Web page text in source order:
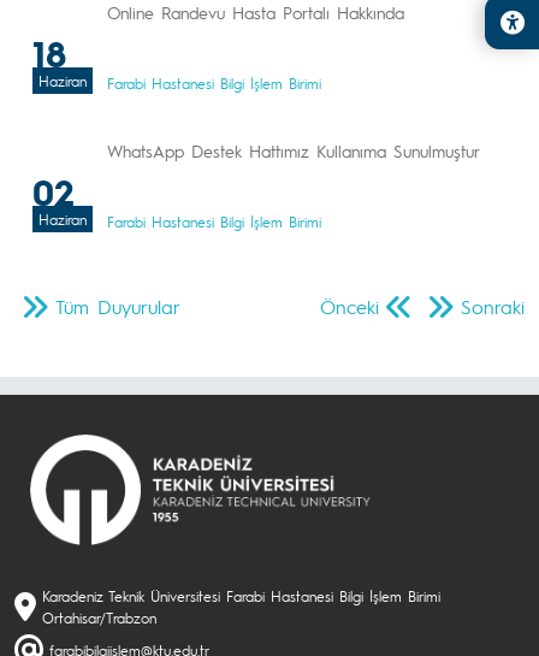
18
Haziran
Online Randevu Hasta Portalı Hakkında
Farabi Hastanesi Bilgi İşlem Birimi
02
Haziran
WhatsApp Destek Hattımız Kullanıma Sunulmuştur
Farabi Hastanesi Bilgi İşlem Birimi
Önceki Sonraki
Tüm Duyurular
Karadeniz Teknik Üniversitesi Farabi Hastanesi Bilgi İşlem Birimi
Ortahisar/Trabzon
farabibilgiislem@ktu.edu.tr